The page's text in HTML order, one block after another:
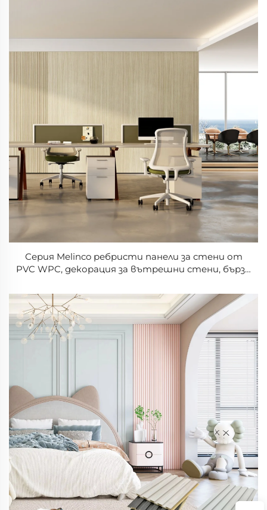
Серия Melinco ребристи панели за стени от
PVC WPC, декорация за вътрешни стени, бързо
3D